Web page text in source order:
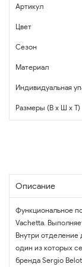
Артикул
Цвет
Сезон
Материал
Индивидуальная
Размеры (В x Ш x Т)
Описание
Функциональное
Vachetta.
Внутри отделение
один из которых
бренда Sergio